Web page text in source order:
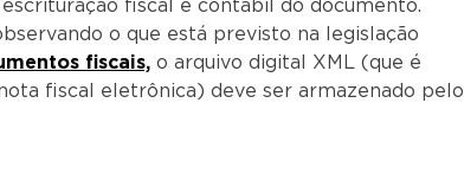
fiscal e contábil do documento.
o que está previsto na legislação
fiscais, o arquivo digital XML (que é
fiscal eletrônica) deve ser armazenado pelo